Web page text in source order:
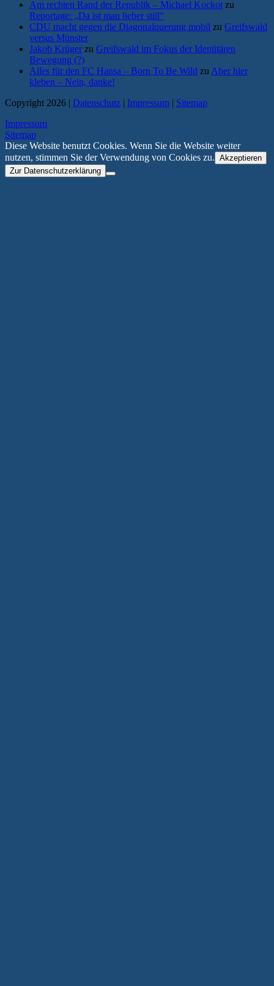
Am rechten Rand der Republik – Michael Kockot zu
Reportage: „Da ist man lieber still“
CDU macht gegen die Diagonalquerung mobil zu Greifswald
versus Münster
Jakob Krüger zu Greifswald im Fokus der Identitären
Bewegung (?)
Alles für den FC Hansa – Born To Be Wild zu Aber hier
kleben – Nein, danke!
Copyright 2026 | Datenschutz | Impressum | Sitemap
Impressum
Sitemap
Diese Website benutzt Cookies. Wenn Sie die Website weiter
nutzen, stimmen Sie der Verwendung von Cookies zu. Akzeptieren
Zur Datenschutzerklärung